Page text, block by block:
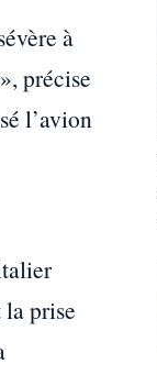
à
précise
l’avion
prise